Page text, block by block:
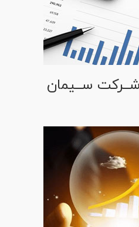
شــرکت ســیمان